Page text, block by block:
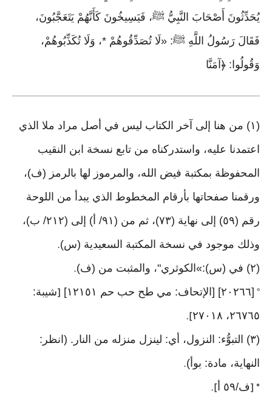
يُحَدِّثُونَ أَصْحَابَ النَّبِيُّ ﷺ، فَيَسِيخُونَ كَأَنَّهُمْ يَتَعَجَّبُونَ،
فَقَالَ رَسُولُ اللَّهِ ﷺ: «لَا تُصَدِّقُوهُمْ *، وَلَا تُكَذِّبُوهُمْ،
وَقُولُوا: ﴿آمَنَّا
(١) من هنا إلى آخر الكتاب ليس في أصل مراد ملا الذي
اعتمدنا عليه، واستدركناه من تابع نسخة ابن النقيب
المحفوظة بمكتبة فيض الله، والمرموز لها بالرمز (ف)،
ورقمنا صفحاتها بأرقام المخطوط الذي يبدأ من اللوحة
رقم (٥٩) إلى نهاية (٧٣)، ثم من (٩١/ أ) إلى (٢١٢/ ب)،
وذلك موجود في نسخة المكتبة السعيدية (س).
(٢) في (س):»الكوثري"، والمثبت من (ف) .
° [٢٠٢٦٦] [الإتحاف: مي طح حب حم ١٢١٥١] [شيبة:
٢٦٧٦٥، ٢٧٠١٨
].
(٣) التبوُّء: النزول، أي: لينزل منزله من النار. (انظر:
النهاية، مادة: بوأ).
* [ف/٥٩ أ ].